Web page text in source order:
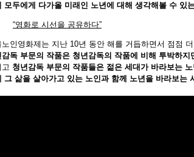
모두에게 다가올 미래인 노년에 대해 생각해볼 수 있
“영화로 시선을 공유하다”
노인영화제는 지난 10년 동안 해를 거듭하면서 점점
감독 부문의 작품은 청년감독의 작품에 비해 투박하
고 청년감독 부문의 작품들은 젊은 세대가 바라보는
그 삶을 살아가고 있는 노인과 함께 노년을 바라보는